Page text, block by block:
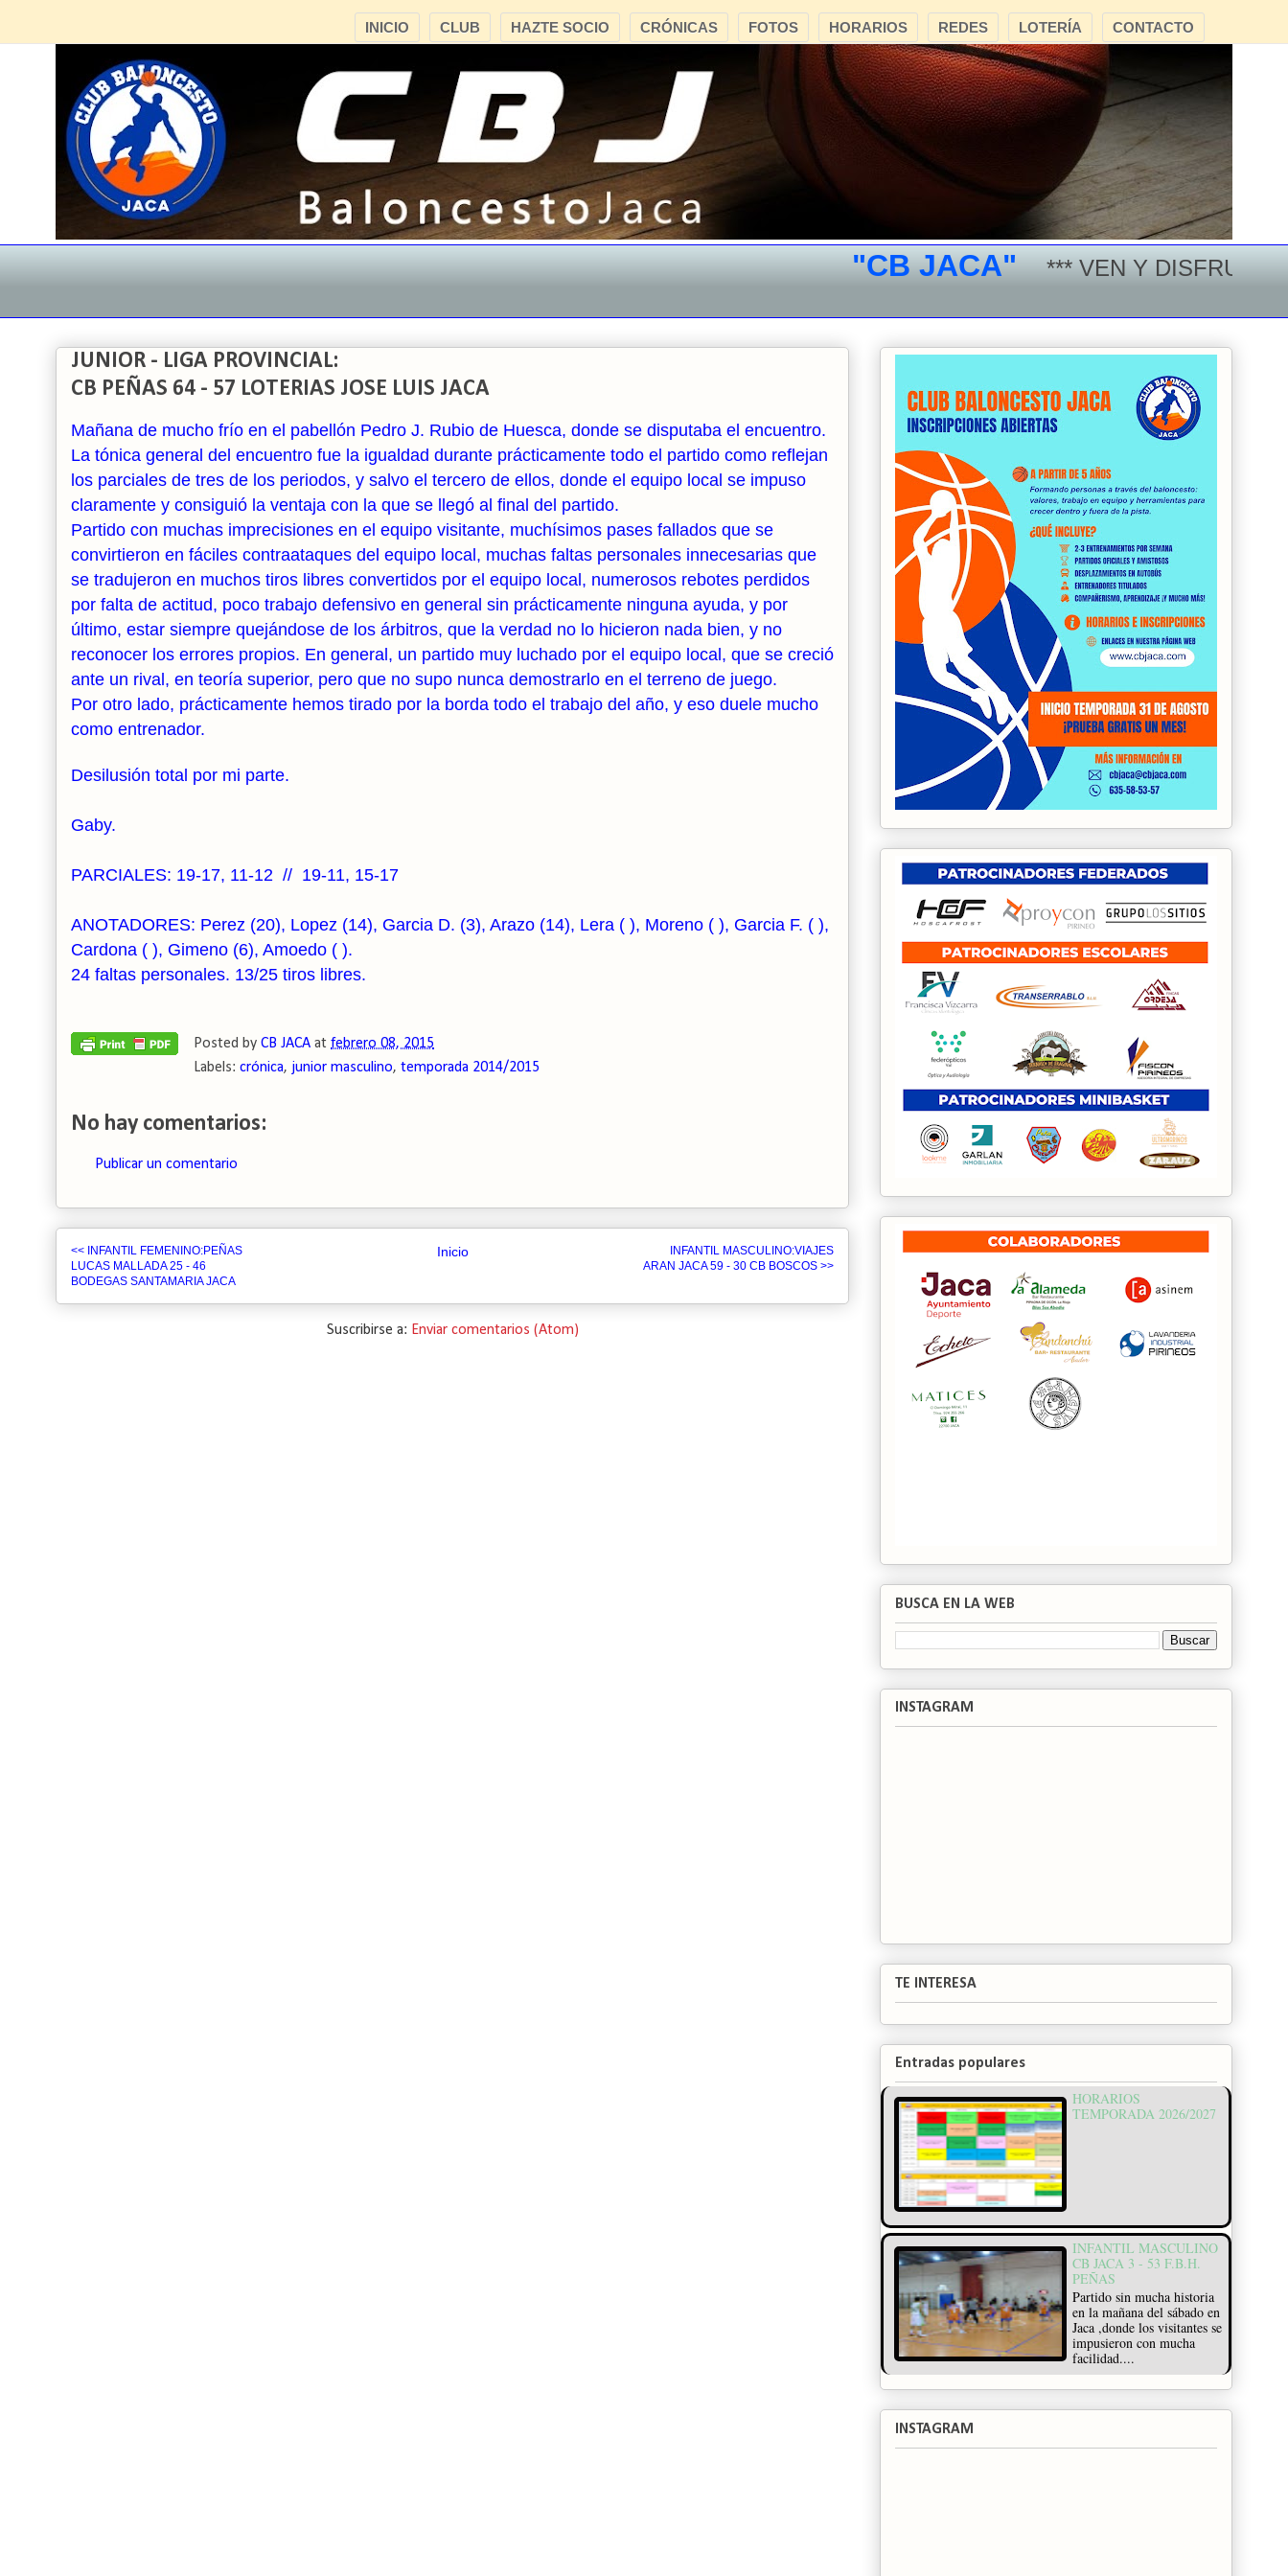
CONTACTO
LOTERÍA
REDES
HORARIOS
FOTOS
CRÓNICAS
HAZTE SOCIO
CLUB
INICIO
"CB JACA" *** VEN Y DISFRUTA DEL
JUNIOR - LIGA PROVINCIAL:
CB PEÑAS 64 - 57 LOTERIAS JOSE LUIS JACA
Mañana de mucho frío en el pabellón Pedro J. Rubio de Huesca, donde se disputaba el encuentro.
La tónica general del encuentro fue la igualdad durante prácticamente todo el partido como reflejan
los parciales de tres de los periodos, y salvo el tercero de ellos, donde el equipo local se impuso
claramente y consiguió la ventaja con la que se llegó al final del partido.
Partido con muchas imprecisiones en el equipo visitante, muchísimos pases fallados que se
convirtieron en fáciles contraataques del equipo local, muchas faltas personales innecesarias que
se tradujeron en muchos tiros libres convertidos por el equipo local, numerosos rebotes perdidos
por falta de actitud, poco trabajo defensivo en general sin prácticamente ninguna ayuda, y por
último, estar siempre quejándose de los árbitros, que la verdad no lo hicieron nada bien, y no
reconocer los errores propios. En general, un partido muy luchado por el equipo local, que se creció
ante un rival, en teoría superior, pero que no supo nunca demostrarlo en el terreno de juego.
Por otro lado, prácticamente hemos tirado por la borda todo el trabajo del año, y eso duele mucho
como entrenador.
Desilusión total por mi parte.
Gaby.
PARCIALES: 19-17, 11-12 // 19-11, 15-17
ANOTADORES: Perez (20), Lopez (14), Garcia D. (3), Arazo (14), Lera ( ), Moreno ( ), Garcia F. ( ),
Cardona ( ), Gimeno (6), Amoedo ( ).
24 faltas personales. 13/25 tiros libres.
Posted by CB JACA at febrero 08, 2015
Labels: crónica, junior masculino, temporada 2014/2015
No hay comentarios:
Publicar un comentario
<< INFANTIL FEMENINO:PEÑAS
LUCAS MALLADA 25 - 46
BODEGAS SANTAMARIA JACA
INFANTIL MASCULINO:VIAJES
ARAN JACA 59 - 30 CB BOSCOS >>
Inicio
Suscribirse a: Enviar comentarios (Atom)
BUSCA EN LA WEB
INSTAGRAM
TE INTERESA
Entradas populares
HORARIOS
TEMPORADA 2026/2027
INFANTIL MASCULINO
CB JACA 3 - 53 F.B.H.
PEÑAS
Partido sin mucha historia
en la mañana del sábado en
Jaca ,donde los visitantes se
impusieron con mucha
facilidad....
INSTAGRAM